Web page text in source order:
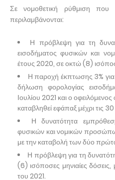
Σε νομοθετική ρύθμιση που
περιλαμβάνονται:
Η πρόβλεψη για τη
εισοδήματος φυσικών και
έτους 2020, σε οκτώ (8)
Η παροχή έκπτωσης 3%
δήλωση φορολογίας
Ιουλίου 2021 και ο
καταβληθεί εφάπαξ μέχρι τις
Η δυνατότητα
φυσικών και νομικών
με την καταβολή των δύο
Η πρόβλεψη για τη
(6) ισόποσες μηνιαίες
του 2021.